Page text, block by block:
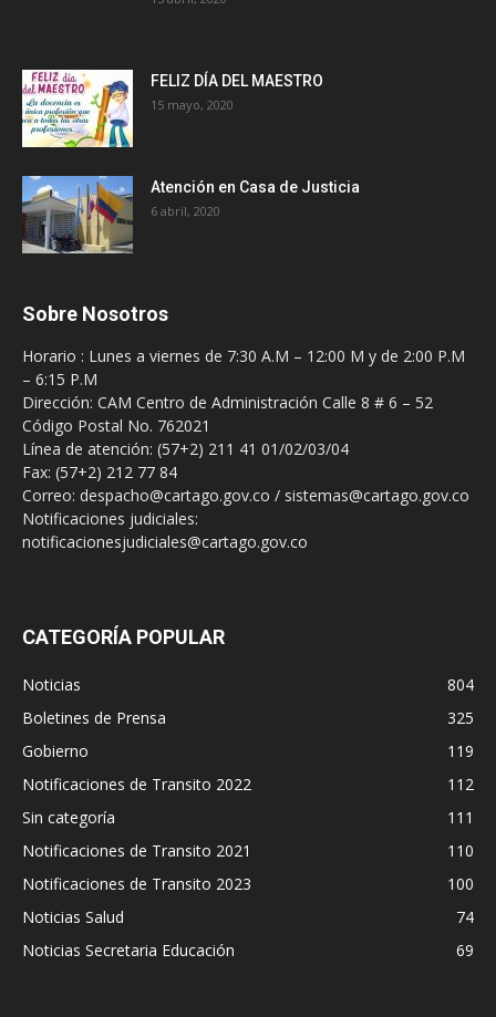
FELIZ DÍA DEL MAESTRO
15 mayo, 2020
Atención en Casa de Justicia
6 abril, 2020
Sobre Nosotros
Horario : Lunes a viernes de 7:30 A.M – 12:00 M y de 2:00 P.M
– 6:15 P.M
Dirección: CAM Centro de Administración Calle 8 # 6 – 52
Código Postal No. 762021
Línea de atención: (57+2) 211 41 01/02/03/04
Fax: (57+2) 212 77 84
Correo: despacho@cartago.gov.co / sistemas@cartago.gov.co
Notificaciones judiciales:
notificacionesjudiciales@cartago.gov.co
CATEGORÍA POPULAR
Noticias
804
Boletines de Prensa
325
Gobierno
119
Notificaciones de Transito 2022
112
Sin categoría
111
Notificaciones de Transito 2021
110
Notificaciones de Transito 2023
100
Noticias Salud
74
Noticias Secretaria Educación
69